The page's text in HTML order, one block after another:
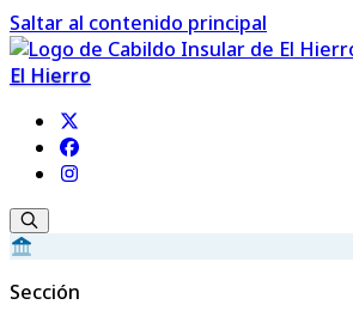
Saltar al contenido principal
El Hierro
Sección